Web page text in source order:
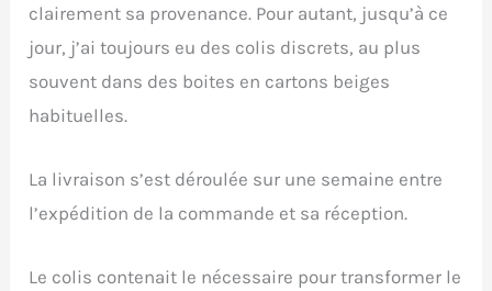
clairement sa provenance. Pour autant, jusqu’à ce
jour, j’ai toujours eu des colis discrets, au plus
souvent dans des boites en cartons beiges
habituelles.
La livraison s’est déroulée sur une semaine entre
l’expédition de la commande et sa réception.
Le colis contenait le nécessaire pour transformer le